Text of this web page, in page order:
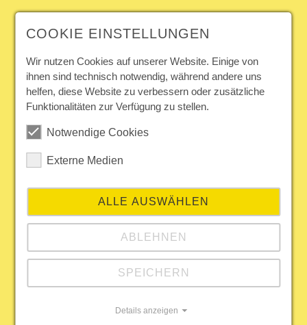
Ziel ist es,
zu steigern,
die Teilhabe an betrieblicher und beruflicher
Weiterbildung zu ermöglichen,
die Beschäftigten in KMU´s zu erreichen, zu
sensibilisieren und zu begleiten,
die Weiterbildungskultur in Thüringen in KMU´s
nachhaltig zu verbessern.
Unsere Weiterbildungsmentorinnen und -mentoren
die bisher einen geringen Zugang zu Weiterbildungen
haben, motivieren und unterstützen, individuelle
Hürden zu überwinden und an Weiterbildungen
teilzunehmen. Das BWTW e. V. bringt die KI-gestützte
Weiterbildungsplattform REGIO-learn mit ein.
COOKIE EINSTELLUNGEN
Wir nutzen Cookies auf unserer Website. Einige von
ihnen sind technisch notwendig, während andere uns
helfen, diese Website zu verbessern oder zusätzliche
Funktionalitäten zur Verfügung zu stellen.
Notwendige Cookies
Externe Medien
ALLE AUSWÄHLEN
ABLEHNEN
SPEICHERN
Details anzeigen